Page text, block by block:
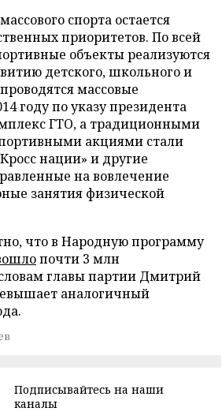
спорта остается
приоритетов. По всей
объекты реализуются
детского, школьного и
массовые
году по указу президента
ГТО, а традиционными
акциями стали
нации» и другие
на вовлечение
занятия физической
что в Народную программу
почти 3 млн
главы партии Дмитрий
аналогичный
Подписывайтесь на наши
каналы